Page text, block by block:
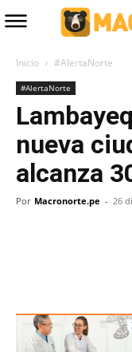
Inicio #AlertaNorte
#AlertaNorte
nueva
alcanza
Por Macronorte.pe - 26